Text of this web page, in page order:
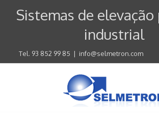
Sistemas de elevação
industrial
Tel. 93 852 99 85 | info@selmetron.com